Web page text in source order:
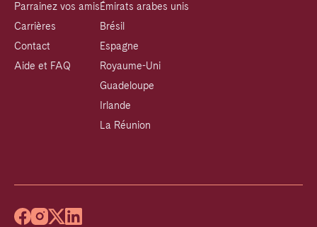
Parrainez vos amis
Carrières
Contact
Aide et FAQ
Émirats arabes unis
Brésil
Espagne
Royaume-Uni
Guadeloupe
Irlande
La Réunion